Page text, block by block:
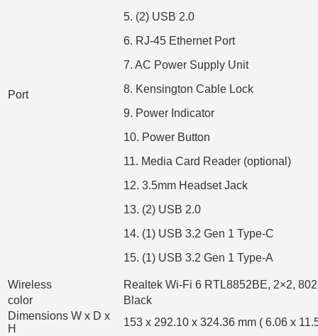
Port
5. (2) USB 2.0
6. RJ-45 Ethernet Port
7. AC Power Supply Unit
8. Kensington Cable Lock
9. Power Indicator
10. Power Button
11. Media Card Reader (optional)
12. 3.5mm Headset Jack
13. (2) USB 2.0
14. (1) USB 3.2 Gen 1 Type-C
15. (1) USB 3.2 Gen 1 Type-A
Wireless
Realtek Wi-Fi 6 RTL8852BE, 2×2,
color
Black
Dimensions W x D x
H
153 x 292.10 x 324.36 mm ( 6.06 x